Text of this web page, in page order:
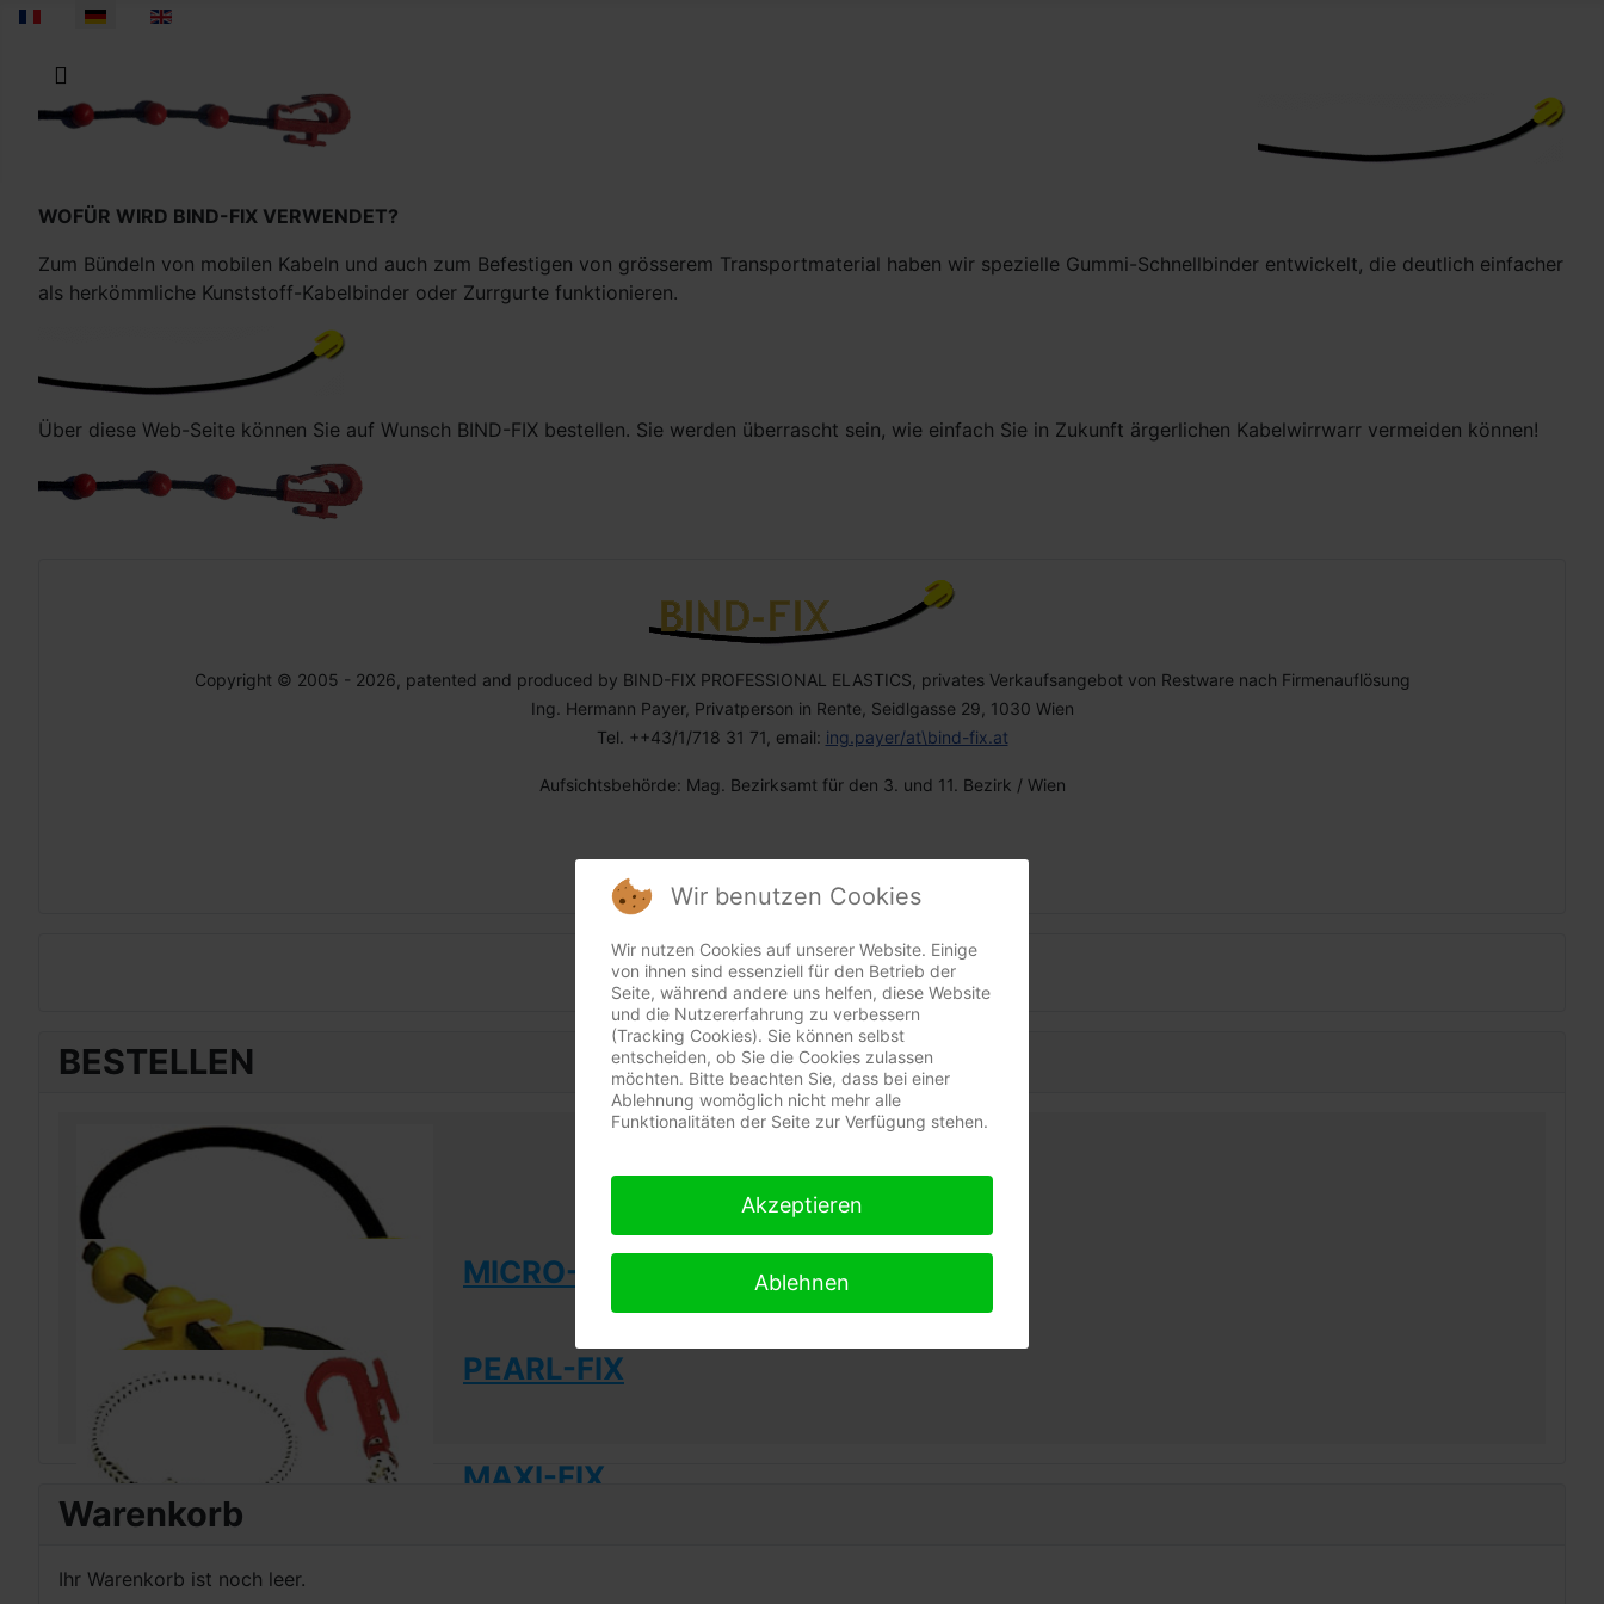
Sprache auswählen
BESTELLEN
MICRO-FIX
PEARL-FIX
MAXI-FIX
Warenkorb
Ihr Warenkorb ist noch leer.
WOFÜR WIRD BIND-FIX VERWENDET?
Zum Bündeln von mobilen Kabeln und auch zum Befestigen von grösserem Transportmaterial haben wir spezielle Gummi-Schnellbinder entwickelt, die deutlich einfacher
als herkömmliche Kunststoff-Kabelbinder oder Zurrgurte funktionieren.
Über diese Web-Seite können Sie auf Wunsch BIND-FIX bestellen. Sie werden überrascht sein, wie einfach Sie in Zukunft ärgerlichen Kabelwirrwarr vermeiden können!
Copyright © 2005 - 2026, patented and produced by BIND-FIX PROFESSIONAL ELASTICS, privates Verkaufsangebot von Restware nach Firmenauflösung
Ing. Hermann Payer, Privatperson in Rente, Seidlgasse 29, 1030 Wien
Tel. ++43/1/718 31 71, email: ing.payer/at\bind-fix.at
Aufsichtsbehörde: Mag. Bezirksamt für den 3. und 11. Bezirk / Wien
Datenschutz
Wir benutzen Cookies
Wir nutzen Cookies auf unserer Website. Einige
von ihnen sind essenziell für den Betrieb der
Seite, während andere uns helfen, diese Website
und die Nutzererfahrung zu verbessern
(Tracking Cookies). Sie können selbst
entscheiden, ob Sie die Cookies zulassen
möchten. Bitte beachten Sie, dass bei einer
Ablehnung womöglich nicht mehr alle
Funktionalitäten der Seite zur Verfügung stehen.
Akzeptieren
Ablehnen